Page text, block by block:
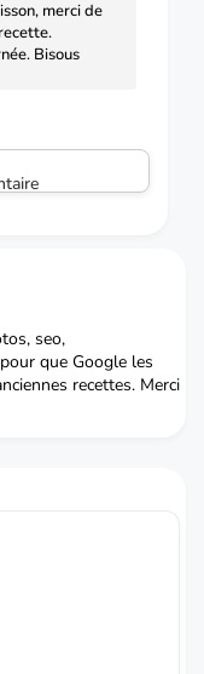
merci de
Bisous
seo,
que Google les
recettes. Merci